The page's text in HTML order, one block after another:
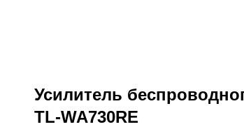
Усилитель
TL-WA730RE